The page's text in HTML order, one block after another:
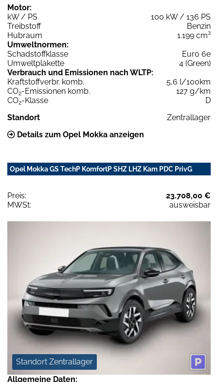
Motor:
kW / PS
100 kW / 136 PS
Treibstoff
Benzin
Hubraum
1.199 cm³
Umweltnormen:
Schadstoffklasse
Euro 6e
Umweltplakette
4 (Green)
Verbrauch und Emissionen nach WLTP:
Kraftstoffverbr. komb.
5,6 l/100km
CO2-Emissionen komb.
127 g/km
CO2-Klasse
D
Standort
Zentrallager
Details zum Opel Mokka anzeigen
Opel Mokka GS TechP KomfortP SHZ LHZ Kam PDC PrivG
Preis:
23.708,00 €
MWSt:
ausweisbar
Standort Zentrallager
Allgemeine Daten: